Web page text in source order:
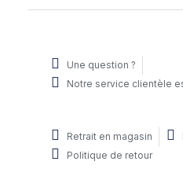
Une question ?
Notre service clientèle
Retrait en magasin
Politique de retour